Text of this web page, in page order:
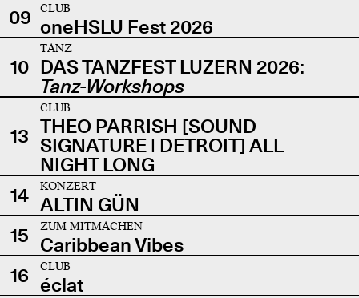
09
CLUB
oneHSLU Fest 2026
10
TANZ
DAS TANZFEST LUZERN 2026:
Tanz-Workshops
13
CLUB
THEO PARRISH [SOUND
SIGNATURE | DETROIT] ALL
NIGHT LONG
14
KONZERT
ALTIN GÜN
15
ZUM MITMACHEN
Caribbean Vibes
16
CLUB
éclat